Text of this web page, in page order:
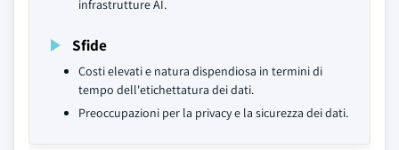
infrastrutture AI.
Sfide
Costi elevati e natura dispendiosa in termini di
tempo dell'etichettatura dei dati.
Preoccupazioni per la privacy e la sicurezza dei dati.